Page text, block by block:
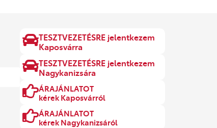
TESZTVEZETÉSRE jelentkezem
Kaposvárra
TESZTVEZETÉSRE jelentkezem
Nagykanizsára
ÁRAJÁNLATOT
kérek Kaposvárról
ÁRAJÁNLATOT
kérek Nagykanizsáról